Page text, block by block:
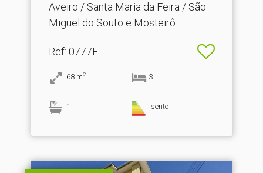
Aveiro / Santa Maria da Feira / São
Miguel do Souto e Mosteirô
Ref: 0777F
68 m2 3
1 Isento